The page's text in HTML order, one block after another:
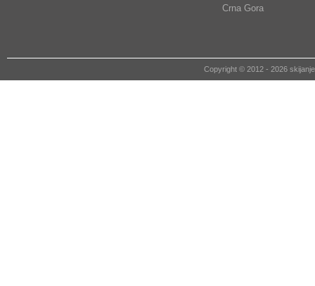
Crna Gora
Copyright © 2012 - 2026